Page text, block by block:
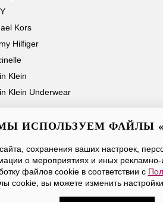
Kors
Hilfiger
Klein
Klein Underwear
имя
на кнопку «Отправить», вы принимаете
ИСПОЛЬЗУЕМ ФАЙЛЫ
сохранения ваших настроек,
о мероприятиях и иных
файлов cookie в соответствии с
cookie, вы можете изменить настройки